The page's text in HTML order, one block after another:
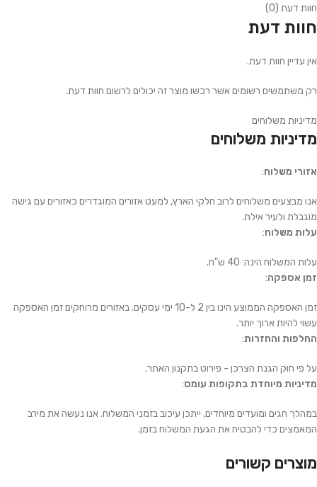
חוות דעת (0)
חוות דעת
אין עדיין חוות דעת.
רק משתמשים רשומים אשר רכשו מוצר זה יכולים לרשום חוות דעת.
מדיניות משלוחים
מדיניות משלוחים
אזורי משלוח:
אנו מבצעים משלוחים לרוב חלקי הארץ, למעט אזורים המוגדרים כאזורים עם גישה
מוגבלת ולעיר אילת.
עלות משלוח:
עלות המשלוח הינה: 40 ש"ח.
זמן אספקה:
זמן האספקה הממוצע הינו בין 2 ל-10 ימי עסקים. באזורים מרוחקים זמן האספקה
עשוי להיות ארוך יותר.
החלפות והחזרות:
על פי חוק הגנת הצרכן - פירוט בתקנון האתר.
מדיניות מיוחדת בתקופות עומס:
במהלך חגים ומועדים מיוחדים, ייתכן עיכוב בזמני המשלוח. אנו נעשה את מירב
המאמצים כדי להבטיח את הגעת המשלוח בזמן.
מוצרים קשורים